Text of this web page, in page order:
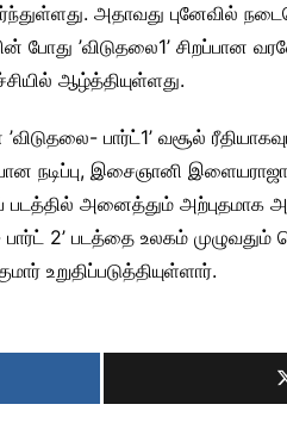
அதாவது புனேவில்
போது ’விடுதலை1’ சிறப்பான
ஆழ்த்தியுள்ளது.
பார்ட்1’ வசூல்
நடிப்பு, இசைஞானி
அனைத்தும் அற்புதமாக
2’ படத்தை உலகம் முழுவதும்
உறுதிப்படுத்தியுள்ளார்.